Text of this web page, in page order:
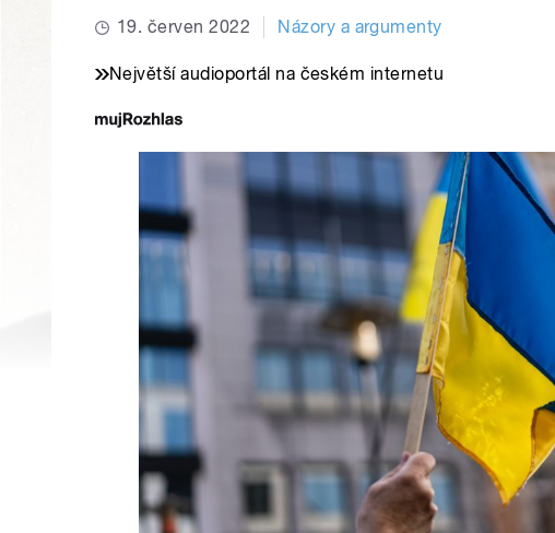
19. červen 2022 Názory a argumenty
Největší audioportál na českém internetu